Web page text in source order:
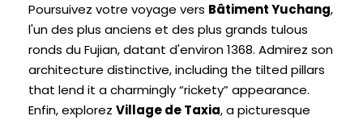
Poursuivez votre voyage vers Bâtiment Yuchang,
l'un des plus anciens et des plus grands tulous
ronds du Fujian, datant d'environ 1368. Admirez son
architecture distinctive,including the tilted pillars
that lend it a charmingly“rickety”appearance.
Enfin, explorez Village de Taxia,a picturesque